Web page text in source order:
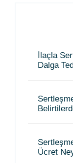
İlaçla
Dalga
Ücret